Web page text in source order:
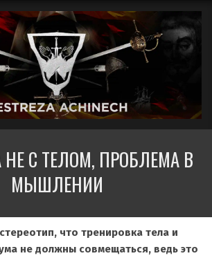
меню
навигации
С ТЕЛОМ, ПРОБЛЕМА В
МЫШЛЕНИИ
что тренировка тела и
не должны совмещаться, ведь это